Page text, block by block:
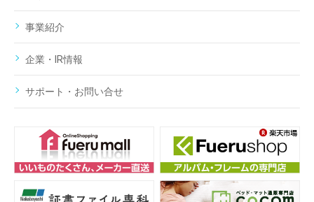
事業紹介
企業・IR情報
サポート・お問い合せ